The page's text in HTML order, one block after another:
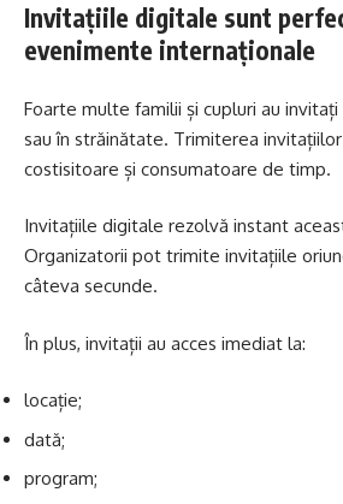
Invitațiile digitale sunt
evenimente internaționale
Foarte multe familii și cupluri au
sau în străinătate. Trimiterea
costisitoare și consumatoare de timp.
Invitațiile digitale rezolvă instant
Organizatorii pot trimite invitațiile
câteva secunde.
În plus, invitații au acces imediat la:
locație;
dată;
program;